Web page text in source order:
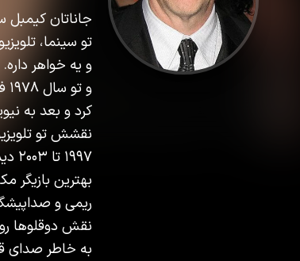
تو سینما،
و یه خواهر
کرد و بعد به
بهترین
ریمی و
به خاطر صدای